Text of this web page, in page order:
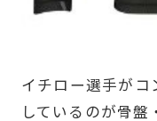
イチロー選手がコ
しているのが骨盤